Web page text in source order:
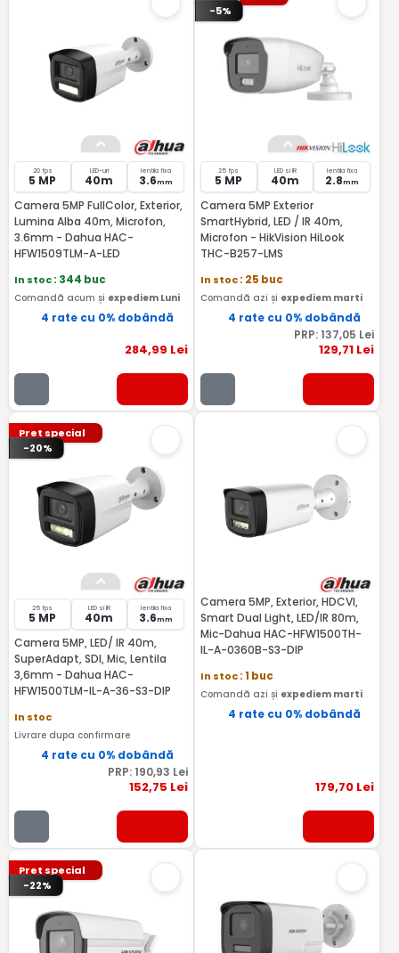
20 fps
5 MP
LED-uri
40m
lentila fixa
3.6mm
Camera 5MP FullColor, Exterior,
Lumina Alba 40m, Microfon,
3.6mm - Dahua HAC-
HFW1509TLM-A-LED
In stoc: 344 buc
Comandă acum și expediem Luni
4 rate cu 0% dobândă
284,99 Lei
-5%
25 fps
5 MP
LED si IR
40m
lentila fixa
2.8mm
Camera 5MP Exterior
SmartHybrid, LED / IR 40m,
Microfon - HikVision HiLook
THC-B257-LMS
In stoc: 25 buc
Comandă azi și expediem marti
4 rate cu 0% dobândă
PRP: 137,05 Lei
129,71 Lei
Pret special
-20%
25 fps
5 MP
LED si IR
40m
lentila fixa
3.6mm
Camera 5MP, LED/ IR 40m,
SuperAdapt, SDI, Mic, Lentila
3,6mm - Dahua HAC-
HFW1500TLM-IL-A-36-S3-DIP
In stoc
Livrare dupa confirmare
4 rate cu 0% dobândă
PRP: 190,93 Lei
152,75 Lei
Camera 5MP, Exterior, HDCVI,
Smart Dual Light, LED/IR 80m,
Mic-Dahua HAC-HFW1500TH-
IL-A-0360B-S3-DIP
In stoc: 1 buc
Comandă azi și expediem marti
4 rate cu 0% dobândă
179,70 Lei
Pret special
-22%